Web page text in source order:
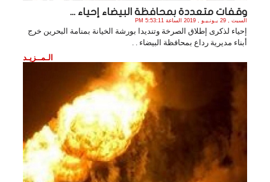
وقفات متعددة بمحافظة البيضاء إحياء ...
السبت , 29 يـونـيـو , 2019 الساعة 5:53:11 PM
إحياء لذكرى إطلاق الصرخة وتنديدا بورشة الخيانة بمنامة البحرين خرج
أبناء مديرية رداع بمحافظة البيضاء . .
الـمــزيـد